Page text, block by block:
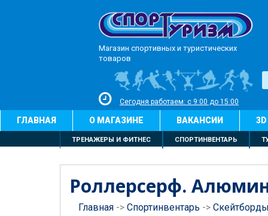
Магазин спортивных и туристических
товаров
Сегодня работаем: с 9:00 до 15:00
ГЛАВНАЯ О МАГАЗИНЕ ВАКАНСИИ
ТРЕНАЖЕРЫ И ФИТНЕС СПОРТИНВЕНТАРЬ
Роллерсерф.
Главная -> Спортинвентарь ->